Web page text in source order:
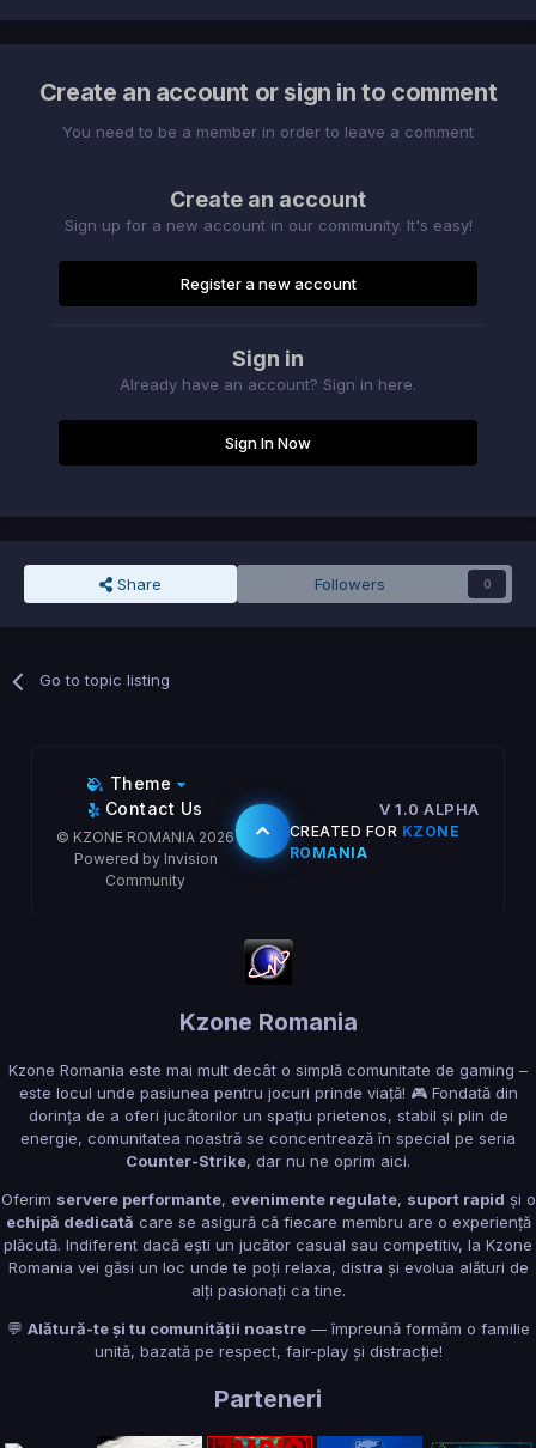
Create an account or sign in to comment
You need to be a member in order to leave a comment
Create an account
Sign up for a new account in our community. It's easy!
Register a new account
Sign in
Already have an account? Sign in here.
Sign In Now
Share Followers 0
Go to topic listing
Theme
Contact Us
© KZONE ROMANIA 2026
Powered by Invision
Community
V 1.0 ALPHA
CREATED FOR KZONE
ROMANIA
Kzone Romania
Kzone Romania este mai mult decât o simplă comunitate de gaming –
este locul unde pasiunea pentru jocuri prinde viață! 🎮 Fondată din
dorința de a oferi jucătorilor un spațiu prietenos, stabil și plin de
energie, comunitatea noastră se concentrează în special pe seria
Counter-Strike, dar nu ne oprim aici.
Oferim servere performante, evenimente regulate, suport rapid și o
echipă dedicată care se asigură că fiecare membru are o experiență
plăcută. Indiferent dacă ești un jucător casual sau competitiv, la Kzone
Romania vei găsi un loc unde te poți relaxa, distra și evolua alături de
alți pasionați ca tine.
💬 Alătură-te și tu comunității noastre— împreună formăm o familie
unită, bazată pe respect, fair-play și distracție!
Parteneri